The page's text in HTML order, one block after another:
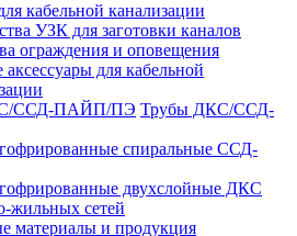
кабельной канализации
УЗК для заготовки каналов
ограждения и оповещения
для кабельной
Трубы ДКС/ССД-
спиральные ССД-
двухслойные ДКС
жильных сетей